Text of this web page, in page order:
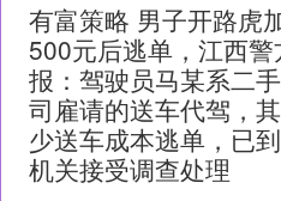
有富策略 男子开路虎
500元后逃单，江西警
报：驾驶员马某系二
司雇请的送车代驾，
少送车成本逃单，已
机关接受调查处理